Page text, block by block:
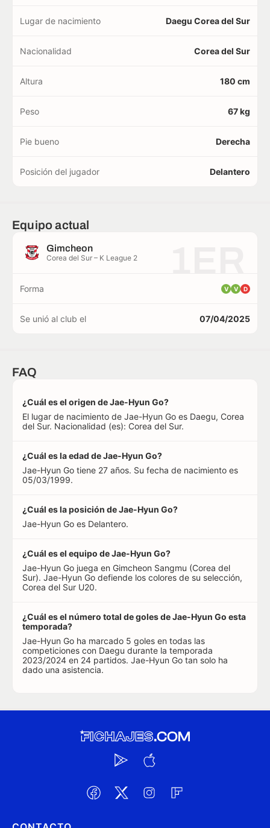
Lugar de nacimiento Daegu Corea del Sur
Nacionalidad Corea del Sur
Altura 180 cm
Peso 67 kg
Pie bueno Derecha
Posición del jugador Delantero
Equipo actual
Gimcheon
Corea del Sur – K League 2
Forma V V D
Se unió al club el 07/04/2025
FAQ
¿Cuál es el origen de Jae-Hyun Go?
El lugar de nacimiento de Jae-Hyun Go es Daegu, Corea
del Sur. Nacionalidad (es): Corea del Sur.
¿Cuál es la edad de Jae-Hyun Go?
Jae-Hyun Go tiene 27 años. Su fecha de nacimiento es
05/03/1999.
¿Cuál es la posición de Jae-Hyun Go?
Jae-Hyun Go es Delantero.
¿Cuál es el equipo de Jae-Hyun Go?
Jae-Hyun Go juega en Gimcheon Sangmu (Corea del
Sur). Jae-Hyun Go defiende los colores de su selección,
Corea del Sur U20.
¿Cuál es el número total de goles de Jae-Hyun Go esta
temporada?
Jae-Hyun Go ha marcado 5 goles en todas las
competiciones con Daegu durante la temporada
2023/2024 en 24 partidos. Jae-Hyun Go tan solo ha
dado una asistencia.